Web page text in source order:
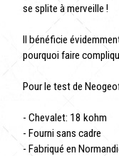
se splite à merveille !
Il bénéficie
pourquoi faire
Pour le test de
- Chevalet: 18 kohm
- Fourni sans cadre
- Fabriqué en